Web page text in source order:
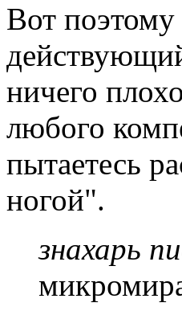
Вот
ничего
любого
пытаетесь
ногой".
знахарь